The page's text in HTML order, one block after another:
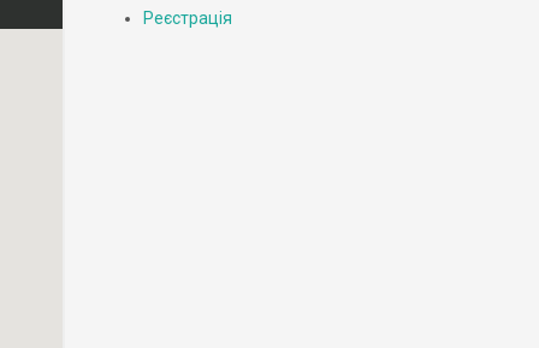
Реєстрація